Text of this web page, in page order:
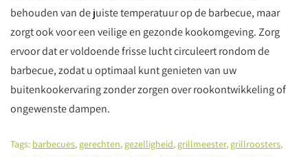
behouden van de juiste temperatuur op de barbecue, maar
zorgt ook voor een veilige en gezonde kookomgeving. Zorg
ervoor dat er voldoende frisse lucht circuleert rondom de
barbecue, zodat u optimaal kunt genieten van uw
buitenkookervaring zonder zorgen over rookontwikkeling of
ongewenste dampen.
Tags: barbecues, gerechten, gezelligheid, grillmeester, grillroosters,